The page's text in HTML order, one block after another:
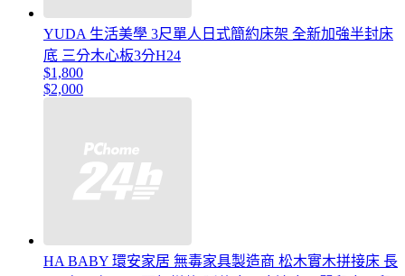
YUDA 生活美學 3尺單人日式簡約床架 全新加強半封床
底 三分木心板3分H24
$1,800
$2,000
HA BABY 環安家居 無毒家具製造商 松木實木拼接床 長